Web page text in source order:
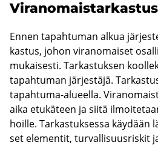
Vi­ran­omais­tar­kas­tus
Ennen ta­pah­tu­man alkua
kas­tus, johon vi­ran­omai­set
mu­kai­ses­ti. Tar­kas­tuk­sen
ta­pah­tu­man jär­jes­tä­jä.
tapahtuma-​alueella.
aika etu­kä­teen ja siitä
hoil­le. Tar­kas­tuk­ses­sa
set ele­men­tit, tur­val­li­suus­ris­kit